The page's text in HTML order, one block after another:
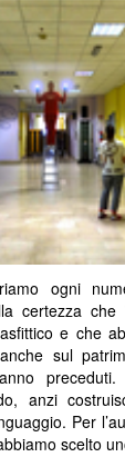
ogni
certezza che
e che
sul
preceduti.
anzi
Per
scelto